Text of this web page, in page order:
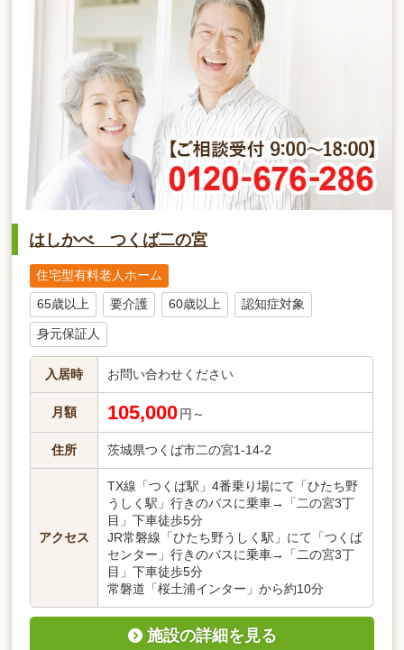
はしかべ つくば二の宮
住宅型有料老人ホーム
65歳以上 要介護 60歳以上 認知症対象
身元保証人
入居時 お問い合わせください
月額 105,000 円～
住所 茨城県つくば市二の宮1-14-2
アクセス
TX線「つくば駅」4番乗り場にて「ひたち野
うしく駅」行きのバスに乗車→「二の宮3丁
目」下車徒歩5分
JR常磐線「ひたち野うしく駅」にて「つくば
センター」行きのバスに乗車→「二の宮3丁
目」下車徒歩5分
常磐道「桜土浦インター」から約10分
施設の詳細を見る